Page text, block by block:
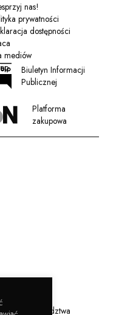
nas!
prywatności
dostępności
mediów
Biuletyn Informacji
Publicznej
Platforma
zakupowa
Województwa